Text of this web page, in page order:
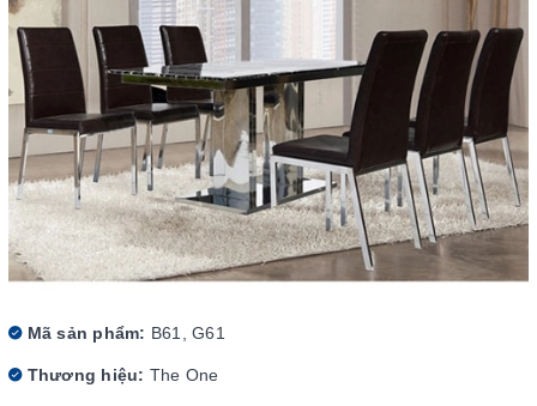
Mã sản phẩm: B61, G61
Thương hiệu: The One